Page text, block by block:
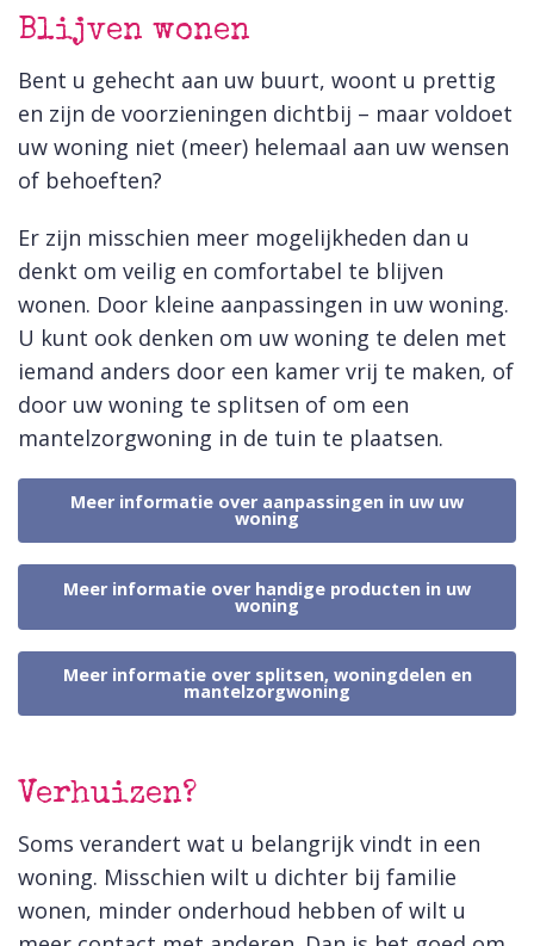
Blijven wonen
Bent u gehecht aan uw buurt, woont u prettig
en zijn de voorzieningen dichtbij – maar voldoet
uw woning niet (meer) helemaal aan uw wensen
of behoeften?
Er zijn misschien meer mogelijkheden dan u
denkt om veilig en comfortabel te blijven
wonen. Door kleine aanpassingen in uw woning.
U kunt ook denken om uw woning te delen met
iemand anders door een kamer vrij te maken, of
door uw woning te splitsen of om een
mantelzorgwoning in de tuin te plaatsen.
Meer informatie over aanpassingen in uw uw
woning
Meer informatie over handige producten in uw
woning
Meer informatie over splitsen, woningdelen en
mantelzorgwoning
Verhuizen?
Soms verandert wat u belangrijk vindt in een
woning. Misschien wilt u dichter bij familie
wonen, minder onderhoud hebben of wilt u